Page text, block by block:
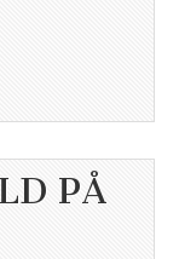
PÅ